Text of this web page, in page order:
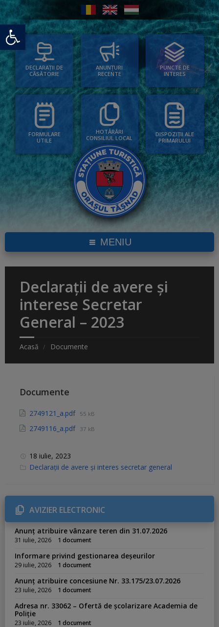
Deschide bara de unelte
DECLARAȚII DE
CĂSĂTORIE
ANUNȚURI
RECENTE
PUNCTE DE
INTERES
FORMULARE
UTILE
HOTĂRÂRI
CONSILIUL LOCAL
DISPOZIȚII ALE
PRIMARULUI
MENIU
Declarații de avere și
interese Secretar
General – 2023
Acasă Documente
Documente
2749121_a.pdf 55 kB
2749116_a.pdf 37 kB
18 iulie, 2023
C
r
i
e
s
Declarații de avere și interes secretar general
AVIZIER ELECTRONIC
Anunț atribuire vânzare teren din 31.07.2026
31 iulie, 2026 1 document
Informare privind gestionarea deșeurilor
29 iulie, 2026 1 document
Anunț atribuire concesiune Nr. 33.175/23.07.2026
23 iulie, 2026 1 document
Adresa nr. 33062 – Ofertă de școlarizare Academia de
Poliție
23 iulie, 2026 1 document